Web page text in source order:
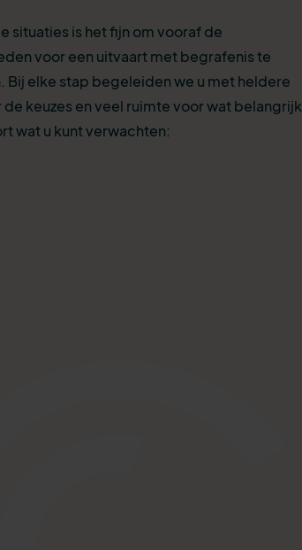
situaties is het fijn om vooraf de
voor een uitvaart met begrafenis te
Bij elke stap begeleiden we u met heldere
keuzes en veel ruimte voor wat belangrijk
wat u kunt verwachten: